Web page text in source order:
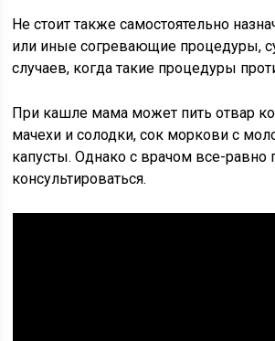
Не стоит также самостоятельно
или иные согревающие процедуры,
случаев, когда такие процедуры
При кашле мама может пить отвар
мачехи и солодки, сок моркови с
капусты. Однако с врачом все-равно
консультироваться.